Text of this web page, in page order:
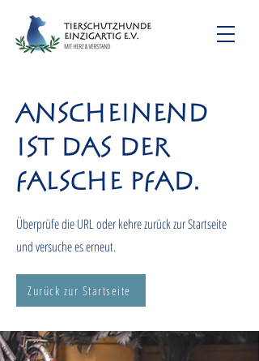
Anscheinend
ist das der
falsche Pfad.
Überprüfe die URL oder kehre zurück zur Startseite
und versuche es erneut.
Zurück zur Startseite